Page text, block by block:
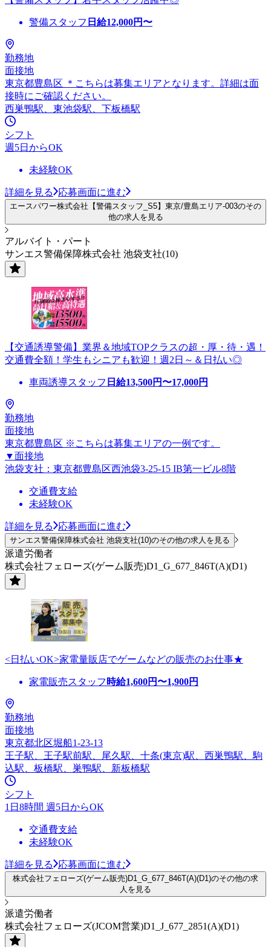
警備スタッフ 日給12,000円〜
勤務地
面接地
東京都豊島区 ＊こちらは募集エリアとなります。詳細は面
接時にご確認ください。
西巣鴨駅、東池袋駅、下板橋駅
シフト
週5日からOK
未経験OK
詳細を見る 応募画面に進む
エースパワー株式会社【警備スタッフ_S5】東京/豊島エリア-003のその
他の求人を見る
アルバイト・パート
サンエス警備保障株式会社 池袋支社(10)
【交通誘導警備】業界＆地域TOPクラスの超・厚・待・遇！
交通費全額！学生もシニアも歓迎！週2日～＆日払い◎
車両誘導スタッフ 日給13,500円〜17,000円
勤務地
面接地
東京都豊島区 ※こちらは募集エリアの一例です。
▼面接地
池袋支社：東京都豊島区西池袋3-25-15 IB第一ビル8階
交通費支給
未経験OK
詳細を見る 応募画面に進む
サンエス警備保障株式会社 池袋支社(10)のその他の求人を見る
派遣労働者
株式会社フェローズ(ゲーム販売)D1_G_677_846T(A)(D1)
<日払いOK>家電量販店でゲームなどの販売のお仕事★
家電販売スタッフ 時給1,600円〜1,900円
勤務地
面接地
東京都北区堀船1-23-13
王子駅、王子駅前駅、尾久駅、十条(東京)駅、西巣鴨駅、駒
込駅、板橋駅、巣鴨駅、新板橋駅
シフト
1日8時間 週5日からOK
交通費支給
未経験OK
詳細を見る 応募画面に進む
株式会社フェローズ(ゲーム販売)D1_G_677_846T(A)(D1)のその他の求
人を見る
派遣労働者
株式会社フェローズ(JCOM営業)D1_J_677_2851(A)(D1)